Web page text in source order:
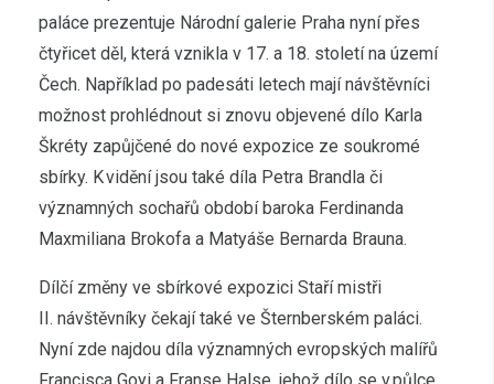
paláce prezentuje Národní galerie Praha nyní přes
čtyřicet děl, která vznikla v 17. a 18. století na území
Čech. Například po padesáti letech mají návštěvníci
možnost prohlédnout si znovu objevené dílo Karla
Škréty zapůjčené do nové expozice ze soukromé
sbírky. K vidění jsou také díla Petra Brandla či
významných sochařů období baroka Ferdinanda
Maxmiliana Brokofa a Matyáše Bernarda Brauna.
Dílčí změny ve sbírkové expozici Staří mistři
II. návštěvníky čekají také ve Šternberském paláci.
Nyní zde najdou díla významných evropských malířů